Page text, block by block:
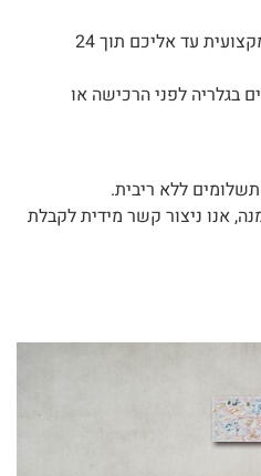
ניתן להזמין משלוח + תלייה מקצועית עד אליכם תוך 24
בגלריה לפני הרכישה או
אנו ניצור קשר מידית לקבלת